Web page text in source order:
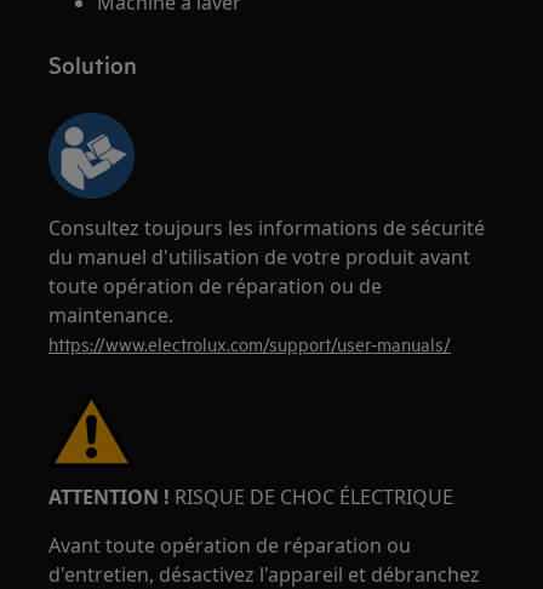
Solution
Consultez toujours les informations de sécurité
du manuel d'utilisation de votre produit avant
toute opération de réparation ou de
maintenance.
https://www.electrolux.com/support/user-manuals/
ATTENTION ! RISQUE DE CHOC ÉLECTRIQUE
Avant toute opération de réparation ou
d'entretien, désactivez l'appareil et débranchez